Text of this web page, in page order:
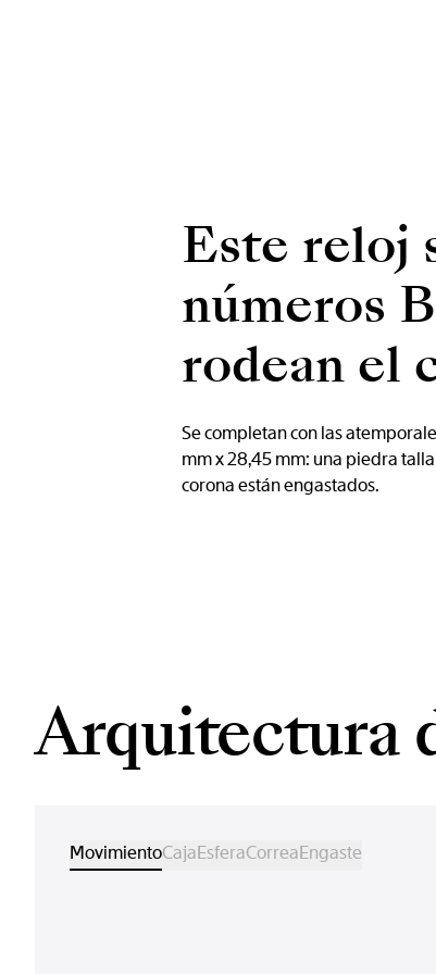
Este reloj
números
rodean el
Se completan con las
mm x 28,45 mm: una piedra
corona están engastados.
Arquitectura
MovimientoCajaEsferaCorreaEngaste